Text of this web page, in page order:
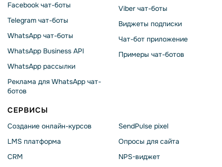
Facebook чат-боты
Telegram чат-боты
WhatsApp чат-боты
WhatsApp Business API
WhatsApp рассылки
Реклама для WhatsApp чат-
ботов
Viber чат-боты
Виджеты подписки
Чат-бот приложение
Примеры чат-ботов
СЕРВИСЫ
Создание онлайн-курсов
LMS платформа
CRM
SendPulse pixel
Опросы для сайта
NPS-виджет